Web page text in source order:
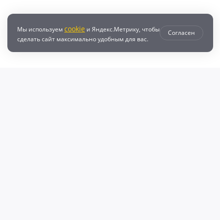
Мы используем cookie и Яндекс.Метрику, чтобы
сделать сайт максимально удобным для вас.
Согласен